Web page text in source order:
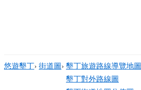
悠遊墾丁› 街道圖› 墾丁旅遊路線導覽地圖
墾丁對外路線圖